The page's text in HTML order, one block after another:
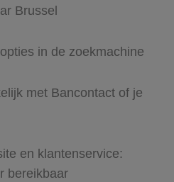
Brussel
in de zoekmachine
met Bancontact of je
en klantenservice:
bereikbaar